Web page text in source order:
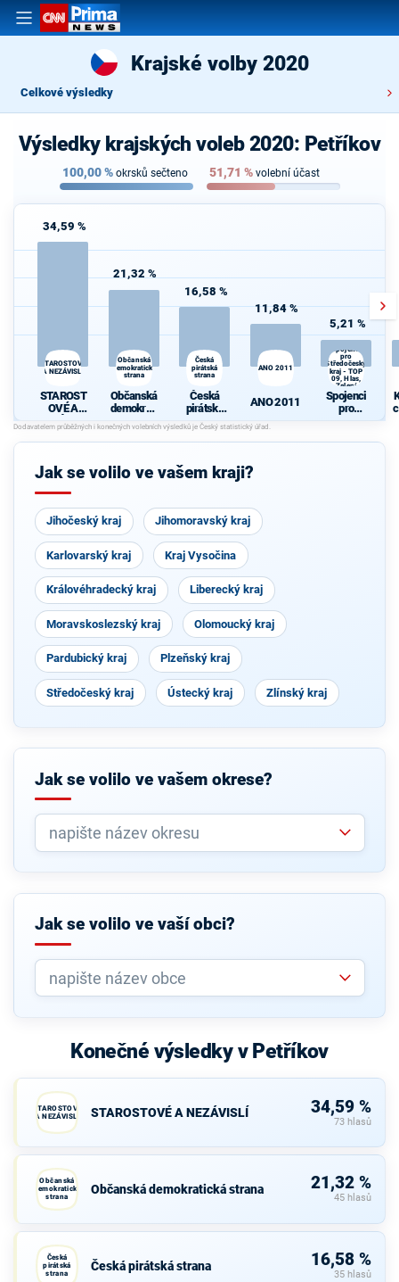
Krajské volby 2020
Celkové výsledky
Výsledky krajských voleb 2020: Petříkov
100,00% okrsků sečteno 51,71 % volební účast
34,59 %
STAROSTOVÉ
A NEZÁVISLÍ
STAROST
OVÉ A
NEZÁVISL
Í
21,32 %
Občanská
demokratická
strana
Občanská
demokrati
cká strana
16,58 %
Česká
pirátská
strana
Česká
pirátská
strana
11,84 %
ANO 2011
ANO 2011
5,21 %
Spojenci
pro
Středočeský
kraj - TOP
09, Hlas,
Zelení
Spojenci
pro
Středočes
TOP 09,
Jak se volilo ve vašem kraji?
Jihočeský kraj Jihomoravský kraj
Karlovarský kraj Kraj Vysočina
Královéhradecký kraj Liberecký kraj
Moravskoslezský kraj Olomoucký kraj
Pardubický kraj Plzeňský kraj
Středočeský kraj Ústecký kraj Zlínský kraj
Jak se volilo ve vašem okrese?
Jak se volilo ve vaší obci?
Konečné výsledky v Petříkov
STAROSTOVÉ
A NEZÁVISLÍ
STAROSTOVÉ A NEZÁVISLÍ 34,59 %
73 hlasů
Občanská
demokratická
strana
Občanská demokratická strana 21,32 %
45 hlasů
Česká
pirátská
strana
Česká pirátská strana 16,58 %
35 hlasů